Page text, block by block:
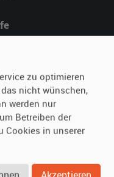
zu optimieren
nicht wünschen,
werden nur
Betreiben der
Cookies in unserer